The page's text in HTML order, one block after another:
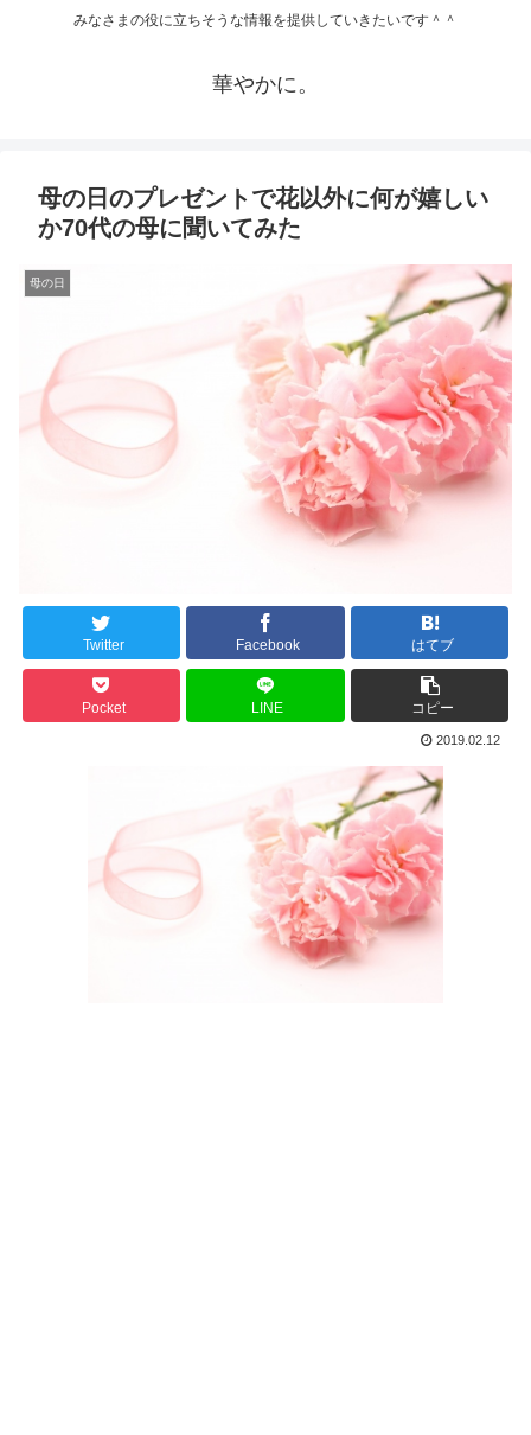
みなさまの役に立ちそうな情報を提供していきたいです＾＾
華やかに。
母の日のプレゼントで花以外に何が嬉しい
か70代の母に聞いてみた
母の日
Twitter Facebook はてブ
Pocket LINE コピー
2019.02.12